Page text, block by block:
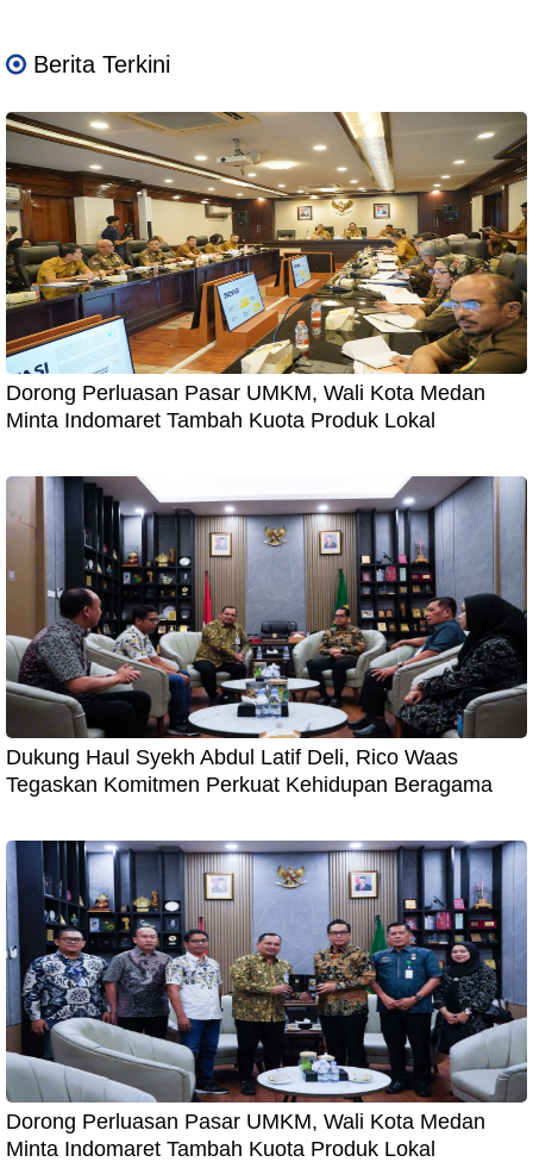
Berita Terkini
Dorong Perluasan Pasar UMKM, Wali Kota Medan
Minta Indomaret Tambah Kuota Produk Lokal
Dukung Haul Syekh Abdul Latif Deli, Rico Waas
Tegaskan Komitmen Perkuat Kehidupan Beragama
Dorong Perluasan Pasar UMKM, Wali Kota Medan
Minta Indomaret Tambah Kuota Produk Lokal